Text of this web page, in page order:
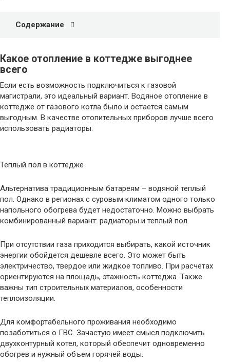
Содержание
Какое отопление в коттедже выгоднее
всего
Если есть возможность подключиться к газовой
магистрали, это идеальный вариант. Водяное отопление в
коттедже от газового котла было и остается самым
выгодным. В качестве отопительных приборов лучше всего
использовать радиаторы.
Теплый пол в коттедже
Альтернатива традиционным батареям – водяной теплый
пол. Однако в регионах с суровым климатом одного только
напольного обогрева будет недостаточно. Можно выбрать
комбинированный вариант: радиаторы и теплый пол.
При отсутствии газа приходится выбирать, какой источник
энергии обойдется дешевле всего. Это может быть
электричество, твердое или жидкое топливо. При расчетах
ориентируются на площадь, этажность коттеджа. Также
важны тип строительных материалов, особенности
теплоизоляции.
Для комфортабельного проживания необходимо
позаботиться о ГВС. Зачастую имеет смысл подключить
двухконтурный котел, который обеспечит одновременно
обогрев и нужный объем горячей воды.